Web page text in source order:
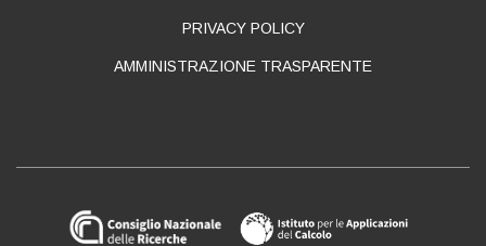
PRIVACY POLICY
AMMINISTRAZIONE TRASPARENTE